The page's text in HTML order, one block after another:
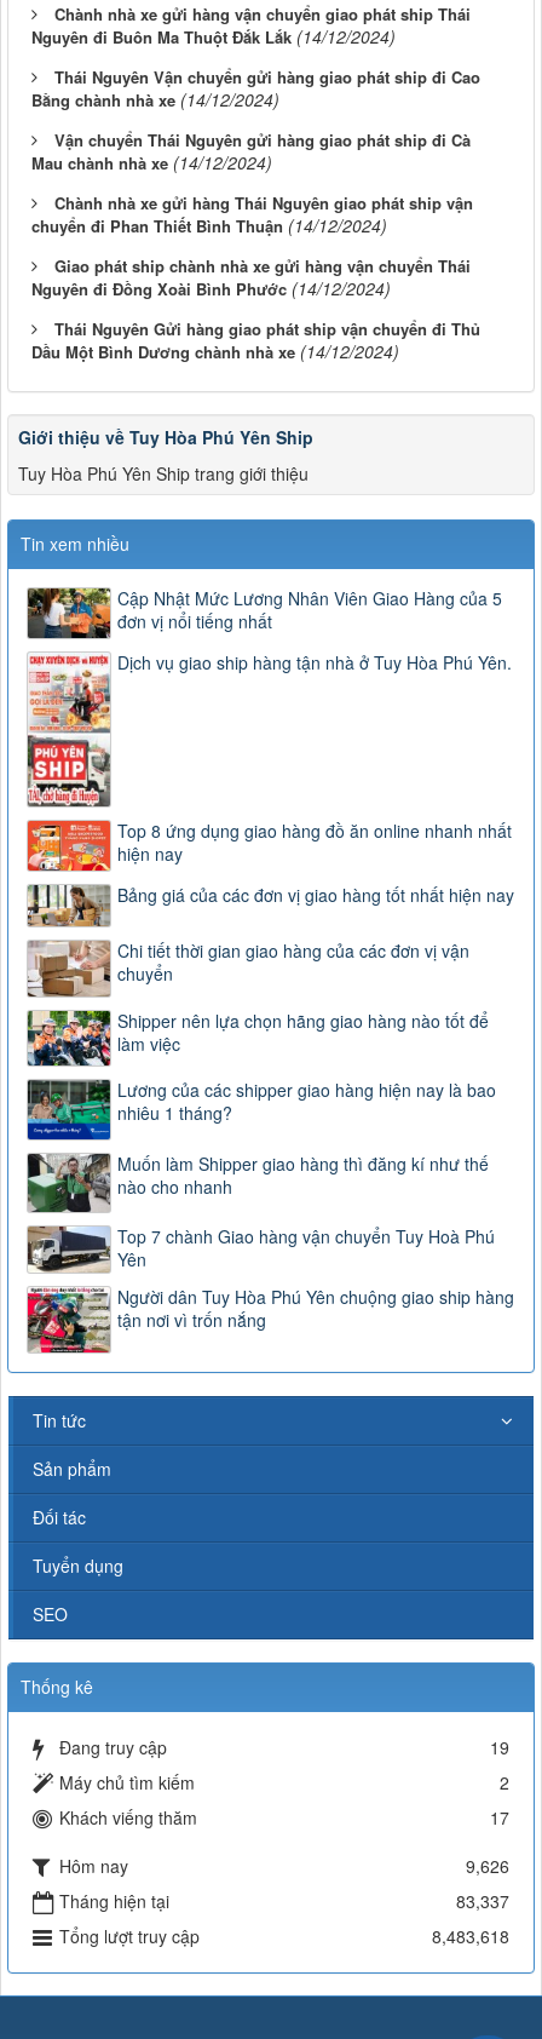
Chành nhà xe gửi hàng vận chuyển giao phát ship Thái
Nguyên đi Buôn Ma Thuột Đắk Lắk (14/12/2024)
Thái Nguyên Vận chuyển gửi hàng giao phát ship đi Cao
Bằng chành nhà xe (14/12/2024)
Vận chuyển Thái Nguyên gửi hàng giao phát ship đi Cà
Mau chành nhà xe (14/12/2024)
Chành nhà xe gửi hàng Thái Nguyên giao phát ship vận
chuyển đi Phan Thiết Bình Thuận (14/12/2024)
Giao phát ship chành nhà xe gửi hàng vận chuyển Thái
Nguyên đi Đồng Xoài Bình Phước (14/12/2024)
Thái Nguyên Gửi hàng giao phát ship vận chuyển đi Thủ
Dầu Một Bình Dương chành nhà xe (14/12/2024)
Giới thiệu về Tuy Hòa Phú Yên Ship
Tuy Hòa Phú Yên Ship trang giới thiệu
Tin xem nhiều
Cập Nhật Mức Lương Nhân Viên Giao Hàng của 5
đơn vị nổi tiếng nhất
Dịch vụ giao ship hàng tận nhà ở Tuy Hòa Phú Yên.
Top 8 ứng dụng giao hàng đồ ăn online nhanh nhất
hiện nay
Bảng giá của các đơn vị giao hàng tốt nhất hiện nay
Chi tiết thời gian giao hàng của các đơn vị vận
chuyển
Shipper nên lựa chọn hãng giao hàng nào tốt để
làm việc
Lương của các shipper giao hàng hiện nay là bao
nhiêu 1 tháng?
Muốn làm Shipper giao hàng thì đăng kí như thế
nào cho nhanh
Top 7 chành Giao hàng vận chuyển Tuy Hoà Phú
Yên
Người dân Tuy Hòa Phú Yên chuộng giao ship hàng
tận nơi vì trốn nắng
Tin tức
Sản phẩm
Đối tác
Tuyển dụng
SEO
Thống kê
Đang truy cập
19
Máy chủ tìm kiếm
2
Khách viếng thăm
17
Hôm nay
9,626
Tháng hiện tại
83,337
Tổng lượt truy cập
8,483,618